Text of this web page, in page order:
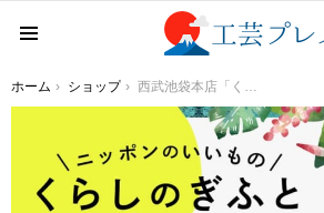
You are here:
ホーム ショップ 西武池袋本店「くらしのぎふと」沖縄フェア 2022年9月7日（水）～10月4日（火）開催